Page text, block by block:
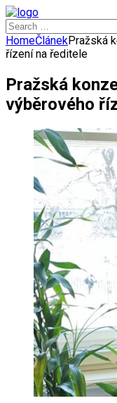
Search
for:
HomeČlánekPražská
řízení na ředitele
Pražská
výběrového